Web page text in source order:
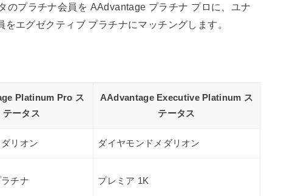
のプラチナ会員を AAdvantage プラチナ プロに、ユナ
エグゼクティブ プラチナにマッチングします。
Platinum Pro ス
テータス
AAdvantage Executive Platinum ス
テータス
リオン ダイヤモンドメダリオン
チナ プレミア 1K